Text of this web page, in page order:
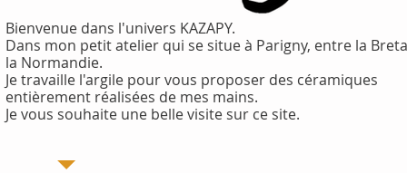
Bienvenue dans l'univers KAZAPY.
Dans mon petit atelier qui se situe à Parigny, entre la
la Normandie.
Je travaille l'argile pour vous proposer des céramiques
entièrement réalisées de mes mains.
Je vous souhaite une belle visite sur ce site.